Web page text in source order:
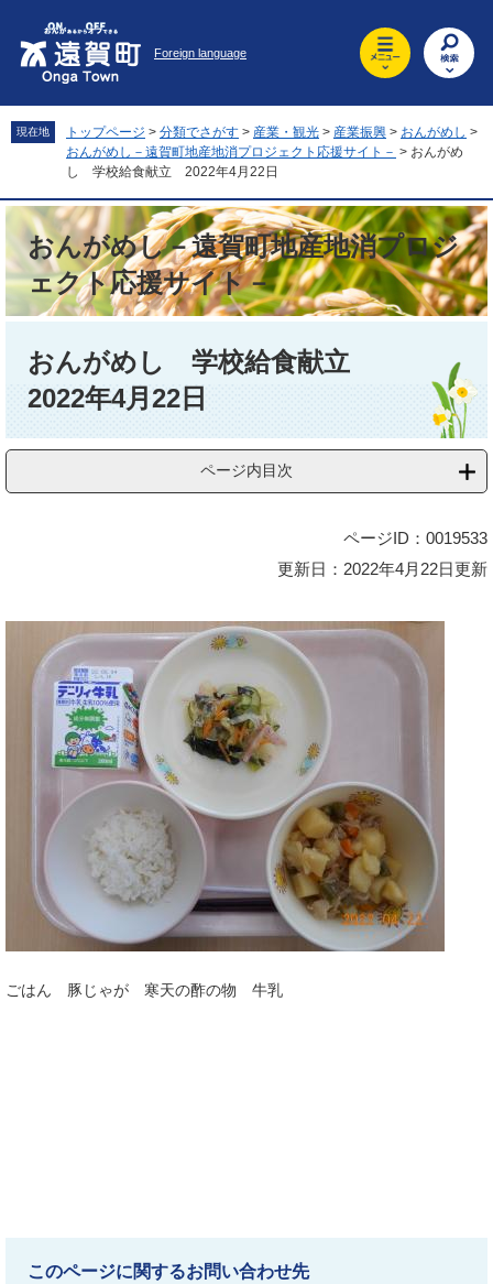
先
頭
。
を
飛
て
へ
Foreign language
現在地 トップページ > 分類でさがす > 産業・観光 > 産業振興 > おんがめし >
おんがめし－遠賀町地産地消プロジェクト応援サイト－ > おんがめ
し 学校給食献立 2022年4月22日
おんがめし－遠賀町地産地消プロジ
ェクト応援サイト－
おんがめし 学校給食献立
2022年4月22日
ページ内目次
ページID：0019533
更新日：2022年4月22日更新
ごはん 豚じゃが 寒天の酢の物 牛乳
このページに関するお問い合わせ先